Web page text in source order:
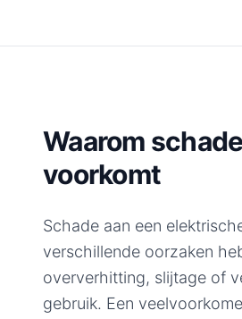
Waarom schade
voorkomt
Schade aan een
verschillende oorzaken
oververhitting, slijtage of
gebruik. Een